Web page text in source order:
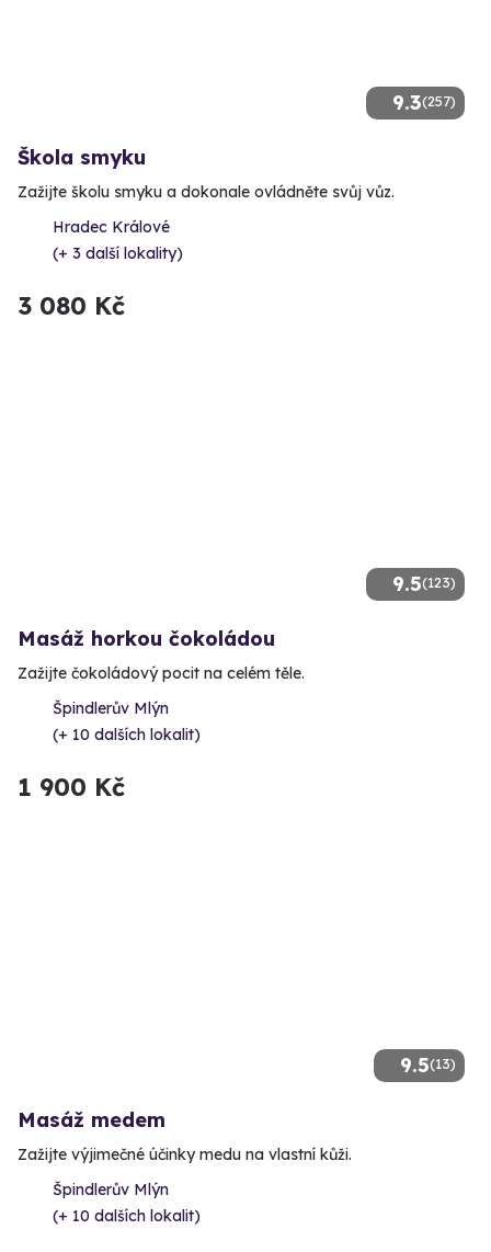
9.3(257)
Škola smyku
Zažijte školu smyku a dokonale ovládněte svůj vůz.
Hradec Králové
(+ 3 další lokality)
3 080 Kč
9.5(123)
Masáž horkou čokoládou
Zažijte čokoládový pocit na celém těle.
Špindlerův Mlýn
(+ 10 dalších lokalit)
1 900 Kč
9.5(13)
Masáž medem
Zažijte výjimečné účinky medu na vlastní kůži.
Špindlerův Mlýn
(+ 10 dalších lokalit)